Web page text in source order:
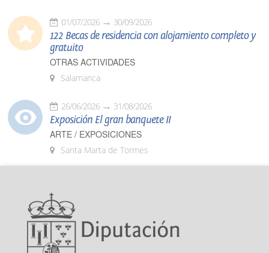
01/07/2026 30/09/2026
122 Becas de residencia con alojamiento completo y
gratuito
OTRAS ACTIVIDADES
Salamanca
26/06/2026 31/08/2026
Exposición El gran banquete II
ARTE / EXPOSICIONES
Santa Marta de Tormes